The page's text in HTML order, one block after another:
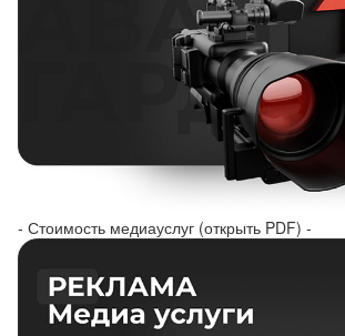
- Стоимость медиауслуг (открыть PDF) -